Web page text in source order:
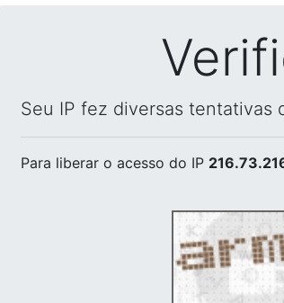
Seu IP fez diversas tentativas
Para liberar o acesso do IP